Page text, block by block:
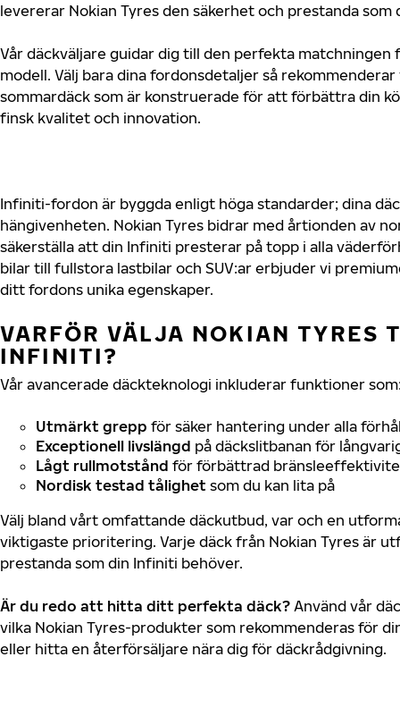
levererar Nokian Tyres den säkerhet och prestanda
Vår däckväljare guidar dig till den perfekta
modell. Välj bara dina fordonsdetaljer så
sommardäck som är konstruerade för att förbättra din
finsk kvalitet och innovation.
Infiniti-fordon är byggda enligt höga standarder; dina
hängivenheten. Nokian Tyres bidrar med årtionden av
säkerställa att din Infiniti presterar på topp i alla
bilar till fullstora lastbilar och SUV:ar erbjuder vi
ditt fordons unika egenskaper.
VARFÖR VÄLJA NOKIAN TYRES
INFINITI?
Vår avancerade däckteknologi inkluderar funktioner
Utmärkt grepp för säker hantering under alla
Exceptionell livslängd på däckslitbanan för
Lågt rullmotstånd för förbättrad
Nordisk testad tålighet som du kan lita på
Välj bland vårt omfattande däckutbud, var och en
viktigaste prioritering. Varje däck från Nokian Tyres är
prestanda som din Infiniti behöver.
Är du redo att hitta ditt perfekta däck? Använd vår
vilka Nokian Tyres-produkter som rekommenderas för
eller hitta en återförsäljare nära dig för däckrådgivning.